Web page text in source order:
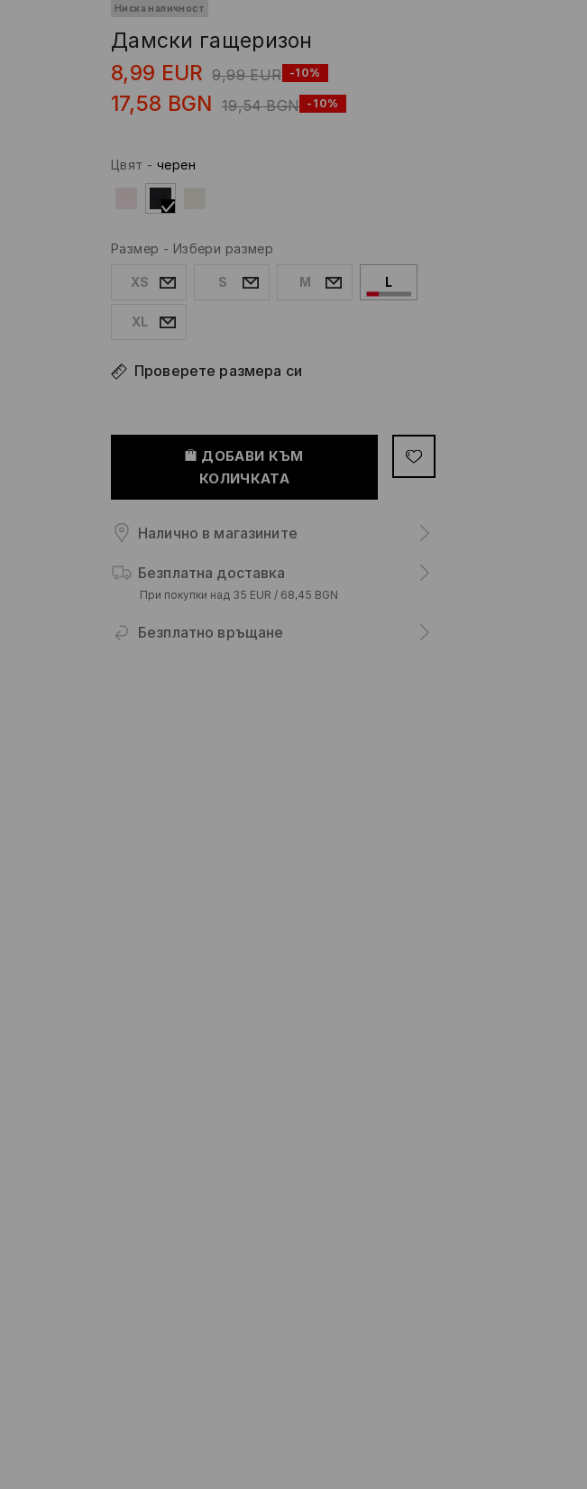
Ниска наличност
Дамски гащеризон
8,99 EUR 9,99 EUR -10%
17,58 BGN 19,54 BGN -10%
Цвят - черeн
Размер - Избери размер
XS S M L
XL
Проверете размера си
ДОБАВИ КЪМ
КОЛИЧКАТА
Налично в магазините
Безплатна доставка
При покупки над 35 EUR / 68,45 BGN
Безплатно връщане